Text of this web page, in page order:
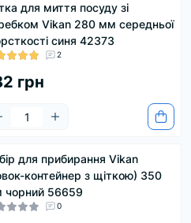
сучасним стандартам
довговічні,
та функціональні
скористатися
Купити її
магазині компанії
великим каталогом, в
шланги;
для миття посуду зі
Vikan 280 мм середньої
синя 42373
2
грн
для прибирання Vikan
контейнер з щіткою) 350
чорний 56659
0